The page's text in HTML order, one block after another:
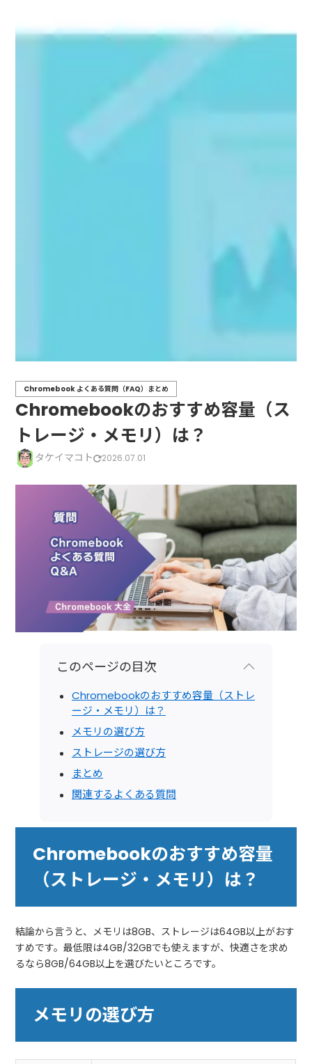
Chromebookのおすすめ容量（ス
トレージ・メモリ）は？
タケイマコト 2026.07.01
Chromebook よくある質問（FAQ）まとめ
このページの目次
Chromebookのおすすめ容量（ストレ
ージ・メモリ）は？
メモリの選び方
ストレージの選び方
まとめ
関連するよくある質問
Chromebookのおすすめ容量
（ストレージ・メモリ）は？
結論から言うと、メモリは8GB、ストレージは64GB以上がおす
すめです。最低限は4GB/32GBでも使えますが、快適さを求め
るなら8GB/64GB以上を選びたいところです。
メモリの選び方